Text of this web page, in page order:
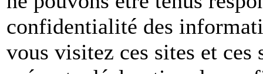
confidentialité des
vous visitez ces sites et ces